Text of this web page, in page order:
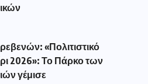
«Πολιτιστικό
2026»: Το Πάρκο των
γέμισε